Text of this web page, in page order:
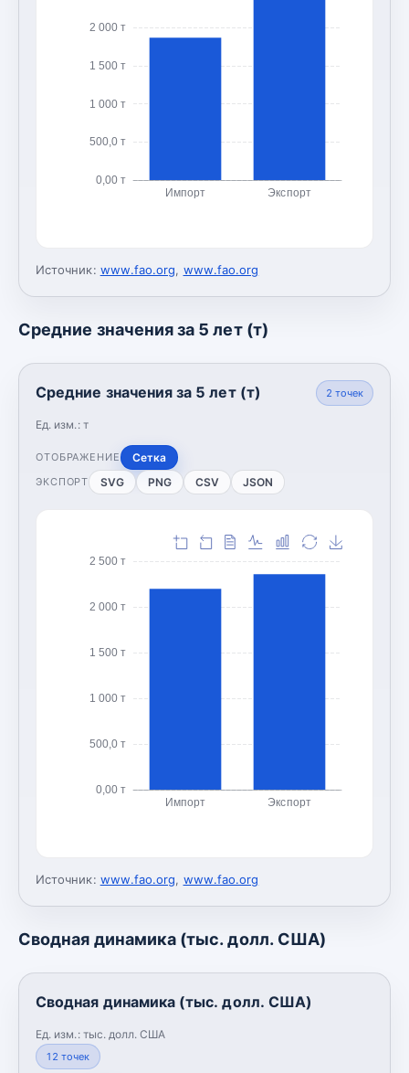
0,00 т
500,0 т
1 000 т
1 500 т
2 000 т
Импорт Экспорт
Источник: www.fao.org, www.fao.org
Средние значения за 5 лет (т)
Средние значения за 5 лет (т)
Ед. изм.: т
2 точек
ОТОБРАЖЕНИЕ Сетка
ЭКСПОРТ SVG PNG CSV JSON
0,00 т
500,0 т
1 000 т
1 500 т
2 000 т
2 500 т
Импорт Экспорт
Источник: www.fao.org, www.fao.org
Сводная динамика (тыс. долл. США)
Сводная динамика (тыс. долл. США)
Ед. изм.: тыс. долл. США
12 точек